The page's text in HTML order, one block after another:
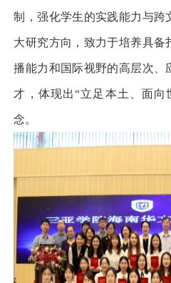
制，强化学生的实践能力与跨
大研究方向，致力于培养具备
播能力和国际视野的高层次、
才，体现出“立足本土、面向
念。